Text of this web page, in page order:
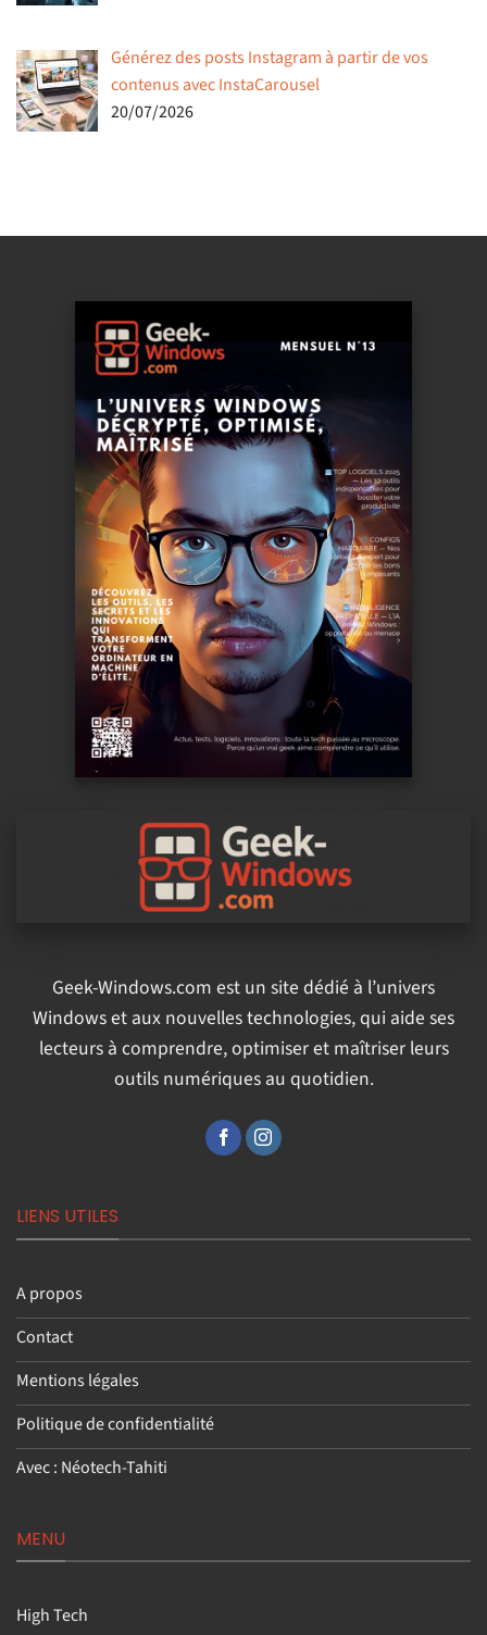
Générez des posts Instagram à partir de vos
contenus avec InstaCarousel
20/07/2026
Geek-Windows.com est un site dédié à l’univers
Windows et aux nouvelles technologies, qui aide ses
lecteurs à comprendre, optimiser et maîtriser leurs
outils numériques au quotidien.
LIENS UTILES
A propos
Contact
Mentions légales
Politique de confidentialité
Avec : Néotech-Tahiti
MENU
High Tech